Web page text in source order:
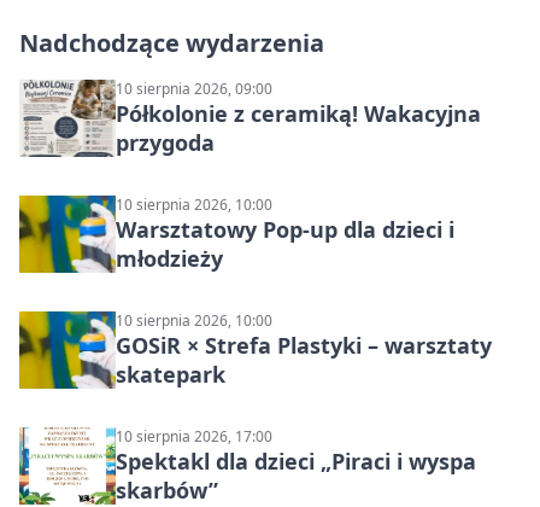
Nadchodzące wydarzenia
10 sierpnia 2026, 09:00
Półkolonie z ceramiką! Wakacyjna
przygoda
10 sierpnia 2026, 10:00
Warsztatowy Pop-up dla dzieci i
młodzieży
10 sierpnia 2026, 10:00
GOSiR × Strefa Plastyki – warsztaty
skatepark
10 sierpnia 2026, 17:00
Spektakl dla dzieci „Piraci i wyspa
skarbów”